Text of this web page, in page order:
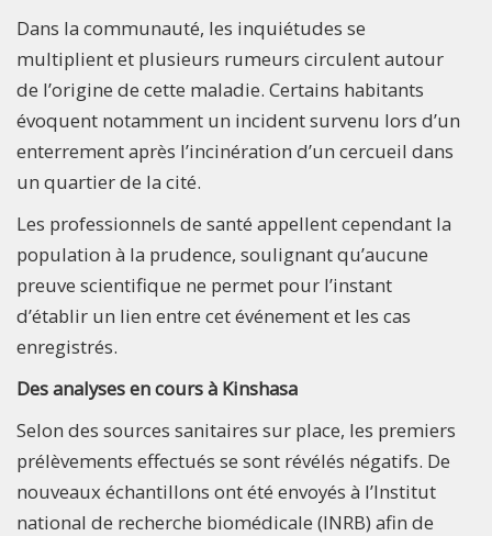
Dans la communauté, les inquiétudes se
multiplient et plusieurs rumeurs circulent autour
de l’origine de cette maladie. Certains habitants
évoquent notamment un incident survenu lors d’un
enterrement après l’incinération d’un cercueil dans
un quartier de la cité.
Les professionnels de santé appellent cependant la
population à la prudence, soulignant qu’aucune
preuve scientifique ne permet pour l’instant
d’établir un lien entre cet événement et les cas
enregistrés.
Des analyses en cours à Kinshasa
Selon des sources sanitaires sur place, les premiers
prélèvements effectués se sont révélés négatifs. De
nouveaux échantillons ont été envoyés à l’Institut
national de recherche biomédicale (INRB) afin de